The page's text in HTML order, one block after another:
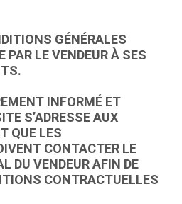
GÉNÉRALES
PAR LE VENDEUR À SES
INFORMÉ ET
S’ADRESSE AUX
QUE LES
CONTACTER LE
DU VENDEUR AFIN DE
CONTRACTUELLES